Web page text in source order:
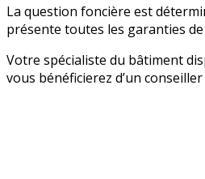
La question foncière est
présente toutes les garanties
Votre spécialiste du bâtiment
vous bénéficierez d’un